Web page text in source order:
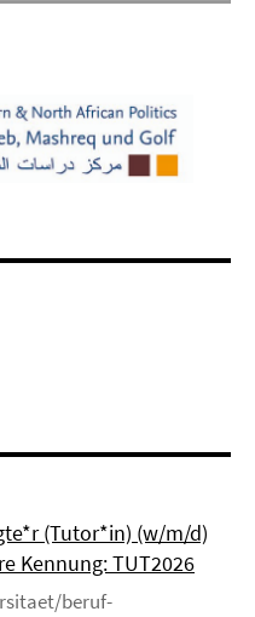
(Tutor*in) (w/m/d)
Kennung: TUT2026
beruf-